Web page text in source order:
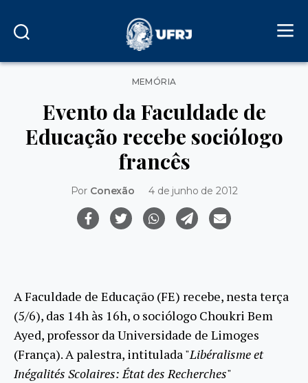
Categorias
MEMÓRIA
Evento da Faculdade de
Educação recebe sociólogo
francês
Por Conexão 4 de junho de 2012
A Faculdade de Educação (FE) recebe, nesta terça
(5/6), das 14h às 16h, o sociólogo Choukri Bem
Ayed, professor da Universidade de Limoges
(França). A palestra, intitulada "Libéralisme et
Inégalités Scolaires: État des Recherches"